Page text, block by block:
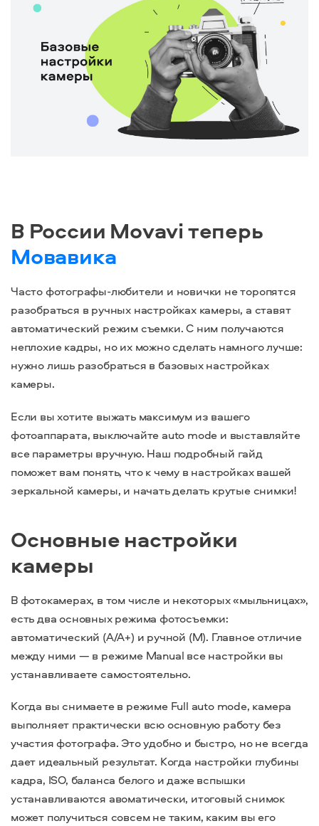
В России Movavi теперь
Мовавика
Часто фотографы-любители и новички не торопятся
разобраться в ручных настройках камеры, а ставят
автоматический режим съемки.С ним получаются
неплохие кадры, но их можно сделать намного лучше:
нужно лишь разобраться в базовых настройках
камеры.
Если вы хотите выжать максимум из вашего
фотоаппарата, выключайте auto mode и выставляйте
все параметры вручную. Наш подробный гайд
поможет вам понять, что к чему в настройках вашей
зеркальной камеры, и начать делать крутые снимки!
Основные настройки
камеры
В фотокамерах, в том числе и некоторых «‎мыльницах»,
есть два основных режима фотосъемки:
автоматический (A/A+) и ручной (M). Главное отличие
между ними — в режиме Manual все настройки вы
устанавливаете самостоятельно.
Когда вы снимаете в режиме Full auto mode, камера
выполняет практически всю основную работу без
участия фотографа. Это удобно и быстро, но не всегда
дает идеальный результат. Когда настройки глубины
кадра, ISO, баланса белого и даже вспышки
устанавливаются авоматически, итоговый снимок
может получиться совсем не таким, каким вы его